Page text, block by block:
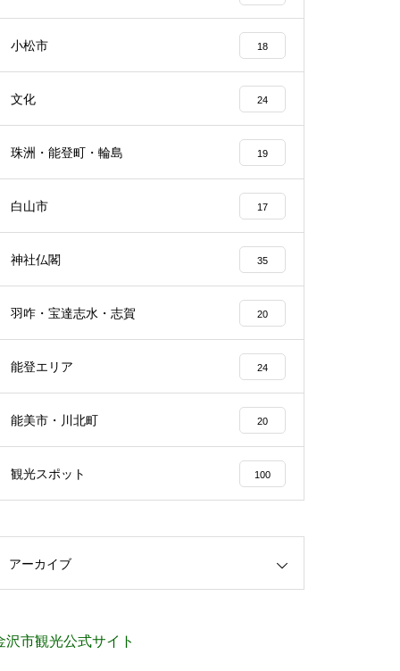
小松市 18
文化 24
珠洲・能登町・輪島 19
白山市 17
神社仏閣 35
羽咋・宝達志水・志賀 20
能登エリア 24
能美市・川北町 20
観光スポット 100
アーカイブ
沢市観光公式サイト